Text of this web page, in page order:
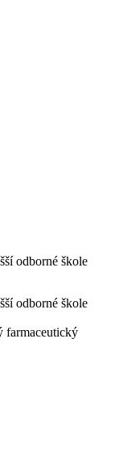
odborné škole
odborné škole
farmaceutický